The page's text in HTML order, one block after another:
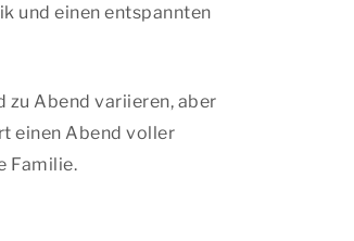
und einen entspannten
zu Abend variieren, aber
einen Abend voller
Familie.